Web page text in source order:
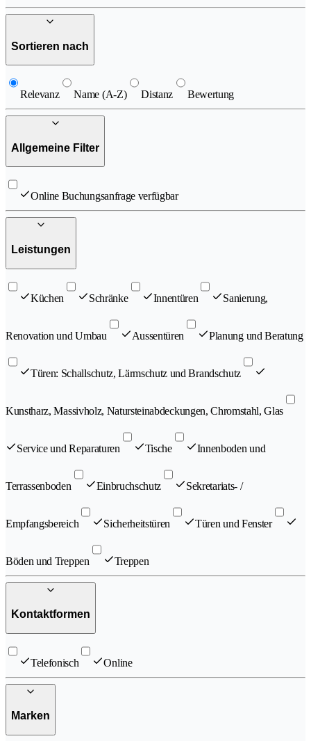
Sortieren nach
Relevanz Name (A-Z) Distanz Bewertung
Allgemeine Filter
Online Buchungsanfrage verfügbar
Leistungen
Küchen Schränke Innentüren Sanierung,
Renovation und Umbau Aussentüren Planung und Beratung
Türen: Schallschutz, Lärmschutz und Brandschutz
Kunstharz, Massivholz, Natursteinabdeckungen, Chromstahl, Glas
Service und Reparaturen Tische Innenboden und
Terrassenboden Einbruchschutz Sekretariats- /
Empfangsbereich Sicherheitstüren Türen und Fenster
Böden und Treppen Treppen
Kontaktformen
Telefonisch Online
Marken